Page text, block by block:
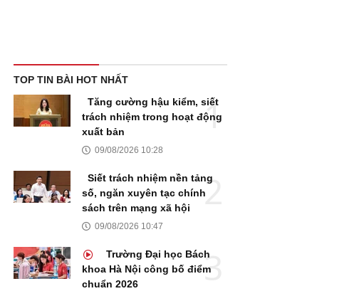
TOP TIN BÀI HOT NHẤT
Tăng cường hậu kiểm, siết
trách nhiệm trong hoạt động
xuất bản
09/08/2026 10:28
Siết trách nhiệm nền tảng
số, ngăn xuyên tạc chính
sách trên mạng xã hội
09/08/2026 10:47
Trường Đại học Bách
khoa Hà Nội công bố điểm
chuẩn 2026